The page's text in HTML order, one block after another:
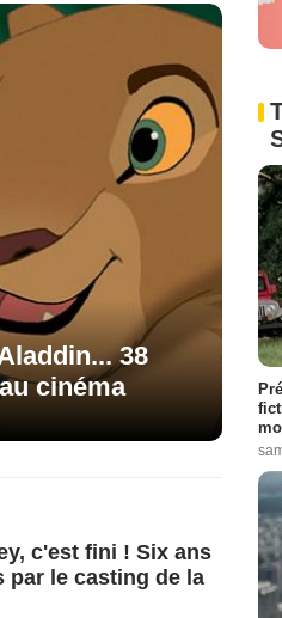
38
cinéma
c'est fini ! Six ans
par le casting de la